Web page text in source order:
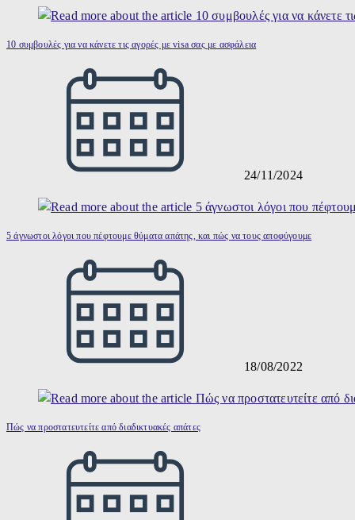
10 συμβουλές για να κάνετε τις αγορές με visa σας με ασφάλεια
24/11/2024
5 άγνωστοι λόγοι που πέφτουμε θύματα απάτης, και πώς να τους αποφύγουμε
18/08/2022
Πώς να προστατευτείτε από διαδικτυακές απάτες